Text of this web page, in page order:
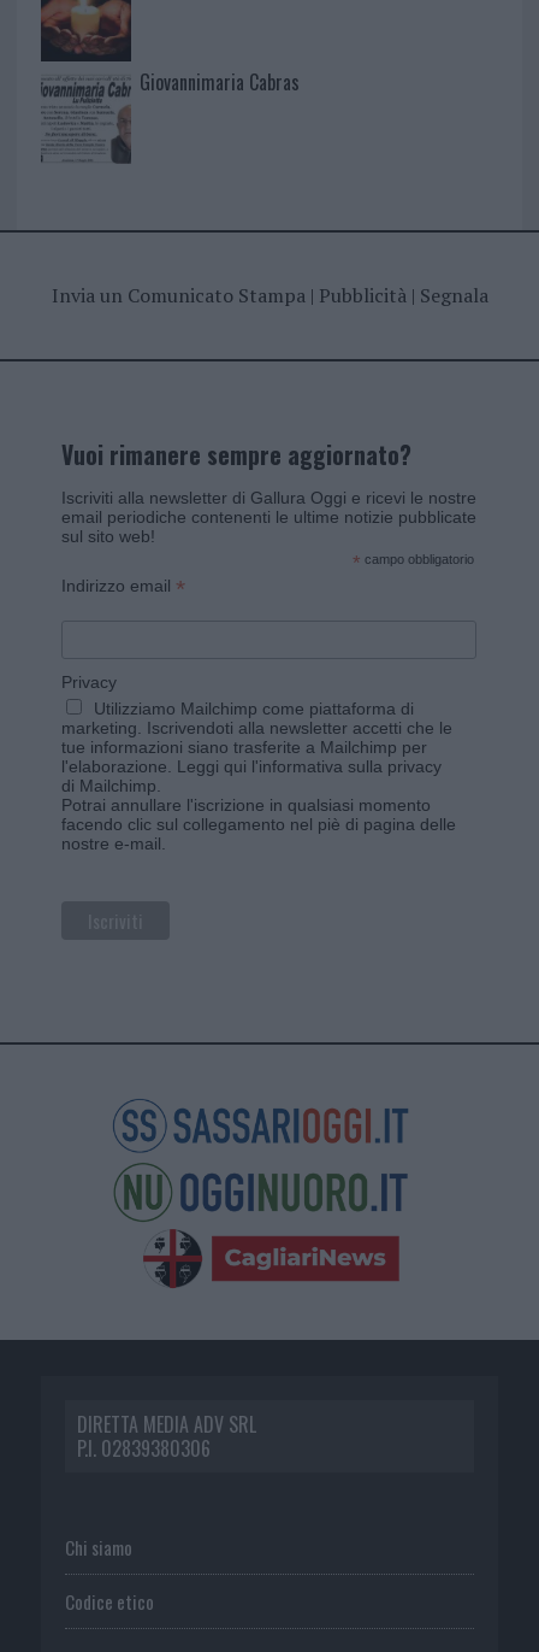
Giovannimaria Cabras
Invia un Comunicato Stampa| Pubblicità| Segnala
Vuoi rimanere sempre aggiornato?
Iscriviti alla newsletter di Gallura Oggi e ricevi le nostre
email periodiche contenenti le ultime notizie pubblicate
sul sito web!
* campo obbligatorio
Indirizzo email *
Privacy
Utilizziamo Mailchimp come piattaforma di
marketing. Iscrivendoti alla newsletter accetti che le
tue informazioni siano trasferite a Mailchimp per
l'elaborazione. Leggi qui l'informativa sulla privacy
di Mailchimp
Potrai annullare l'iscrizione in qualsiasi momento
facendo clic sul collegamento nel piè di pagina delle
nostre e-mail.
DIRETTA MEDIA ADV SRL
P.I. 02839380306
Chi siamo
Codice etico